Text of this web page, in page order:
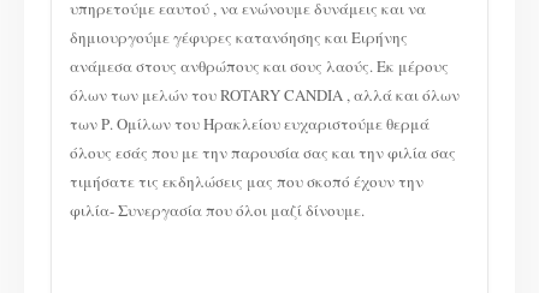
υπηρετούμε εαυτού , να ενώνουμε δυνάμεις και να
δημιουργούμε γέφυρες κατανόησης και Ειρήνης
ανάμεσα στους ανθρώπους και σους λαούς. Εκ μέρους
όλων των μελών του ROTARY CANDIA , αλλά και όλων
των Ρ. Ομίλων του Ηρακλείου ευχαριστούμε θερμά
όλους εσάς που με την παρουσία σας και την φιλία σας
τιμήσατε τις εκδηλώσεις μας που σκοπό έχουν την
φιλία- Συνεργασία που όλοι μαζί δίνουμε.